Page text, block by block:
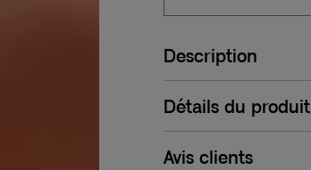
Description
Détails du produit
Avis clients